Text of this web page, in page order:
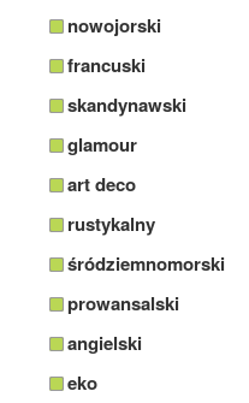
nowojorski
francuski
skandynawski
glamour
art deco
rustykalny
śródziemnomorski
prowansalski
angielski
eko